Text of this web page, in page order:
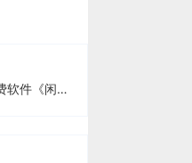
有那些好用的抖音（挂游戏手柄）自媒体分发免费软件《闲人新媒体管家》